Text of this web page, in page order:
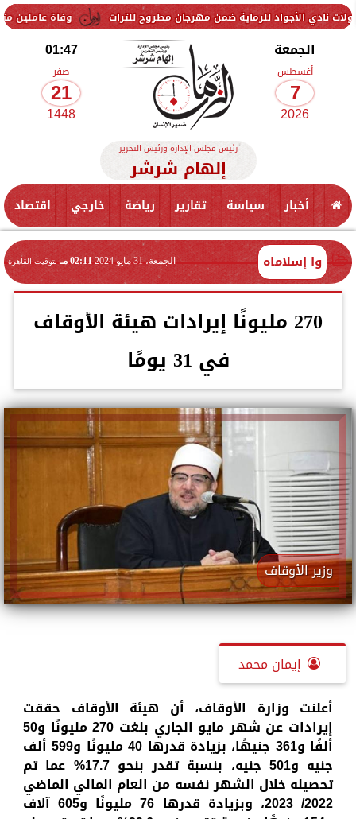
وفاة عاملين متأثرين للرماية ضمن مهرجان مطروح للتراث
الجمعة
أغسطس
7
2026
01:47
صفر
21
1448
رئيس مجلس الإدارة ورئيس التحرير
إلهام شرشر
أخبار سياسة تقارير رياضة خارجي اقتصاد
وا إسلاماه الجمعة، 31 مايو 2024 02:11 مـ بتوقيت القاهرة
270 مليونًا إيرادات هيئة الأوقاف
في 31 يومًا
وزير الأوقاف
إيمان محمد
أعلنت وزارة الأوقاف، أن هيئة الأوقاف حققت
إيرادات عن شهر مايو الجاري بلغت 270 مليونًا و50
ألفًا و361 جنيهًا، بزيادة قدرها 40 مليونًا و599 ألف
جنيه و501 جنيه، بنسبة تقدر بنحو 17.7% عما تم
تحصيله خلال الشهر نفسه من العام المالي الماضي
2022/ 2023، وبزيادة قدرها 76 مليونًا و605 آلاف